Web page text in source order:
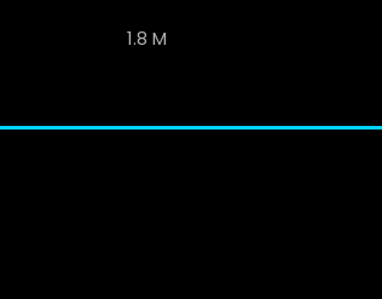
1.8 M